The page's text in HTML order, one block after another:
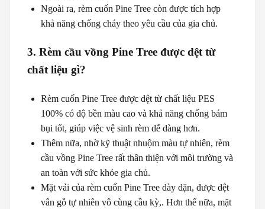
Ngoài ra, rèm cuốn Pine Tree còn được tích hợp
khả năng chống cháy theo yêu cầu của gia chủ.
3. Rèm cầu vồng Pine Tree được dệt từ
chất liệu gì?
Rèm cuốn Pine Tree được dệt từ chất liệu PES
100% có độ bền màu cao và khả năng chống bám
bụi tốt, giúp việc vệ sinh rèm dễ dàng hơn.
Thêm nữa, nhờ kỹ thuật nhuộm màu tự nhiên, rèm
cầu vồng Pine Tree rất thân thiện với môi trường và
an toàn với sức khỏe gia chủ.
Mặt vải của rèm cuốn Pine Tree dày dặn, được dệt
vân gỗ tự nhiên vô cùng cầu kỳ,. Hơn thế nữa, mặt